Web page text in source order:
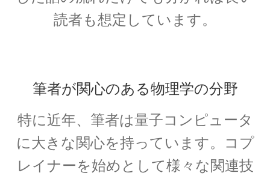
【「ロボット3原則」で有名なSF作家】
アイザック・ニュートン
【微積分を駆使して空間・時間・力
読者も想定しています。
筆者が関心のある物理学の分野
特に近年、筆者は量子コンピュータ
に大きな関心を持っています。コプ
レイナーを始めとして様々な関連技